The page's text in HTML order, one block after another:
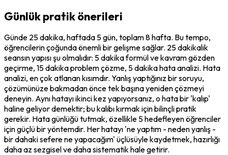
Günlük pratik önerileri
Günde 25 dakika, haftada 5 gün, toplam 8 hafta. Bu tempo,
öğrencilerin çoğunda önemli bir gelişme sağlar. 25 dakikalık
seansın yapısı şu olmalıdır: 5 dakika formül ve kavram gözden
geçirme, 15 dakika problem çözme, 5 dakika hata analizi. Hata
analizi, en çok atlanan kısımdır. Yanlış yaptığınız bir soruyu,
çözümünüze bakmadan önce tek başına yeniden çözmeyi
deneyin. Aynı hatayı ikinci kez yapıyorsanız, o hata bir 'kalıp'
haline geliyor demektir; bu kalıbı kırmak için bilinçli pratik
gerekir. Hata günlüğü tutmak, özellikle 5 hedefleyen öğrenciler
için güçlü bir yöntemdir. Her hatayı 'ne yaptım - neden yanlış -
bir dahaki sefere ne yapacağım' üçlüsüyle kaydetmek, hazırlığı
daha az sezgisel ve daha sistematik hale getirir.